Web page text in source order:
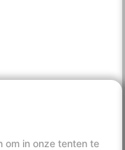
om in onze tenten te